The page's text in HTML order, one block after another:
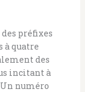
préfixes
à quatre
des
incitant à
numéro